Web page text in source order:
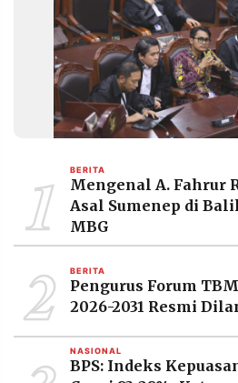
1 BERITA
Mengenal A. Fahrur
Asal Sumenep di
MBG
2 BERITA
Pengurus Forum
2026-2031 Resmi
NASIONAL
BPS: Indeks